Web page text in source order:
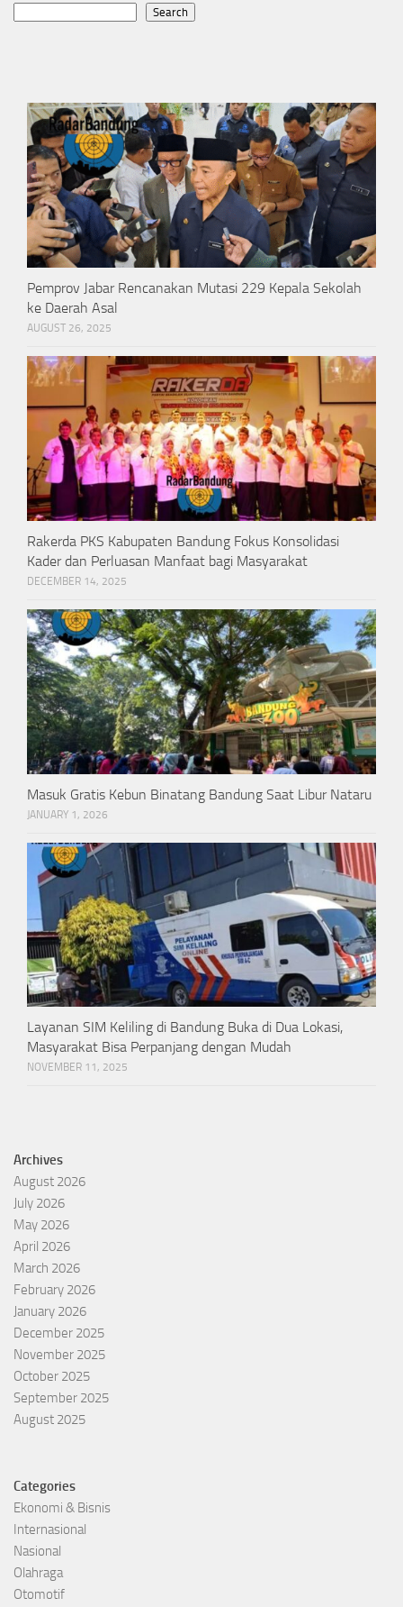
Search
Pemprov Jabar Rencanakan Mutasi 229 Kepala Sekolah
ke Daerah Asal
AUGUST 26, 2025
Rakerda PKS Kabupaten Bandung Fokus Konsolidasi
Kader dan Perluasan Manfaat bagi Masyarakat
DECEMBER 14, 2025
Masuk Gratis Kebun Binatang Bandung Saat Libur Nataru
JANUARY 1, 2026
Layanan SIM Keliling di Bandung Buka di Dua Lokasi,
Masyarakat Bisa Perpanjang dengan Mudah
NOVEMBER 11, 2025
Archives
August 2026
July 2026
May 2026
April 2026
March 2026
February 2026
January 2026
December 2025
November 2025
October 2025
September 2025
August 2025
Categories
Ekonomi & Bisnis
Internasional
Nasional
Olahraga
Otomotif